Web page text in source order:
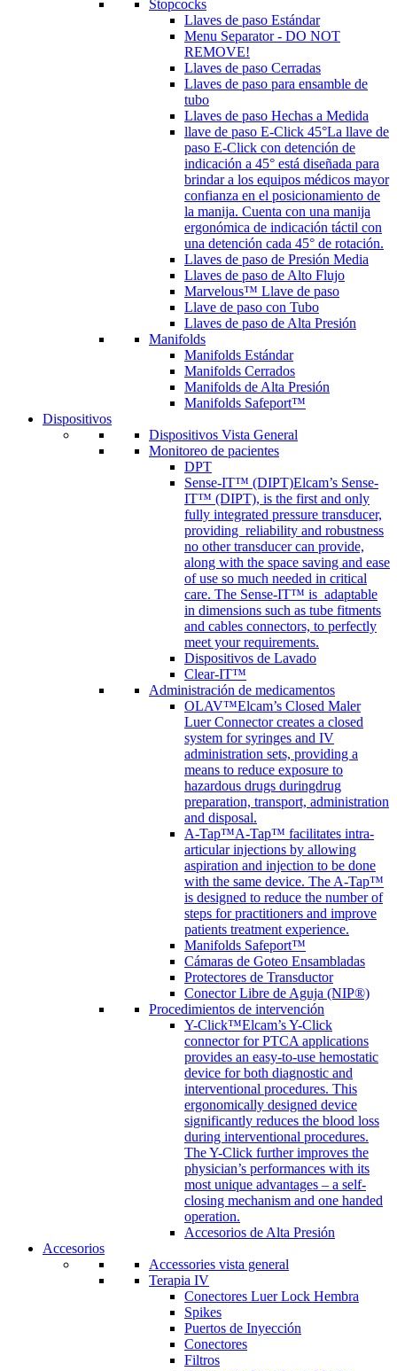
Stopcocks
Llaves de paso Estándar
Menu Separator - DO NOT
REMOVE!
Llaves de paso Cerradas
Llaves de paso para ensamble de
tubo
Llaves de paso Hechas a Medida
llave de paso E-Click 45°La llave de
paso E-Click con detención de
indicación a 45° está diseñada para
brindar a los equipos médicos mayor
confianza en el posicionamiento de
la manija. Cuenta con una manija
ergonómica de indicación táctil con
una detención cada 45° de rotación.
Llaves de paso de Presión Media
Llaves de paso de Alto Flujo
Marvelous™ Llave de paso
Llave de paso con Tubo
Llaves de paso de Alta Presión
Manifolds
Manifolds Estándar
Manifolds Cerrados
Manifolds de Alta Presión
Manifolds Safeport™
Dispositivos
Dispositivos Vista General
Monitoreo de pacientes
DPT
Sense-IT™ (DIPT)Elcam’s Sense-
IT™ (DIPT), is the first and only
fully integrated pressure transducer,
providing reliability and robustness
no other transducer can provide,
along with the space saving and ease
of use so much needed in critical
care. The Sense-IT™ is adaptable
in dimensions such as tube fitments
and cables connectors, to perfectly
meet your requirements.
Dispositivos de Lavado
Clear-IT™
Administración de medicamentos
OLAV™Elcam’s Closed Maler
Luer Connector creates a closed
system for syringes and IV
administration sets, providing a
means to reduce exposure to
hazardous drugs duringdrug
preparation, transport, administration
and disposal.
A-Tap™A-Tap™ facilitates intra-
articular injections by allowing
aspiration and injection to be done
with the same device. The A-Tap™
is designed to reduce the number of
steps for practitioners and improve
patients treatment experience.
Manifolds Safeport™
Cámaras de Goteo Ensambladas
Protectores de Transductor
Conector Libre de Aguja (NIP®)
Procedimientos de intervención
Y-Click™Elcam’s Y-Click
connector for PTCA applications
provides an easy-to-use hemostatic
device for both diagnostic and
interventional procedures. This
ergonomically designed device
significantly reduces the blood loss
during interventional procedures.
The Y-Click further improves the
physician’s performances with its
most unique advantages – a self-
closing mechanism and one handed
operation.
Accesorios de Alta Presión
Accesorios
Accessories vista general
Terapia IV
Conectores Luer Lock Hembra
Spikes
Puertos de Inyección
Conectores
Filtros